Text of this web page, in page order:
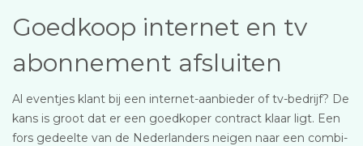
Goedkoop internet en tv
abonnement afsluiten
Al eventjes klant bij een internet-aanbieder of tv-bedrijf? De
kans is groot dat er een goedkoper contract klaar ligt. Een
fors gedeelte van de Nederlanders neigen naar een combi-